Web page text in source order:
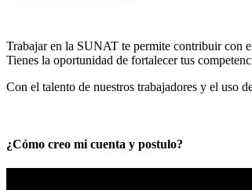
Trabajar en la SUNAT te permite contribuir con
Tienes la oportunidad de fortalecer tus
Con el talento de nuestros trabajadores y el uso
¿Cómo creo mi cuenta y postulo?